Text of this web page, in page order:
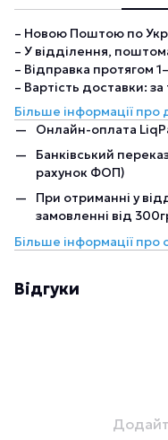
– Новою Поштою по
– У відділення,
– Відправка протягом
– Вартість доставки:
Більше інформації про
Онлайн-оплата
Банківський
рахунок ФОП)
При отриманні у
замовленні від
Більше інформації про
Відгуки